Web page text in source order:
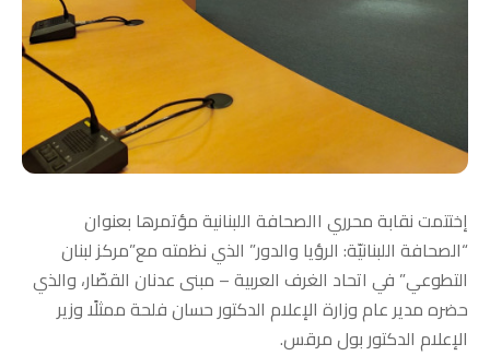
إختتمت نقابة محرري االصحافة اللبنانية مؤتمرها بعنوان
“الصحافة اللبنانيّة: الرؤيا والدور” الذي نظمته مع”مركز لبنان
التطوعي” في اتحاد الغرف العربية – مبنى عدنان القصّار، والذي
حضره مدير عام وزارة الإعلام الدكتور حسان فلحة ممثلًا وزير
الإعلام الدكتور بول مرقس.